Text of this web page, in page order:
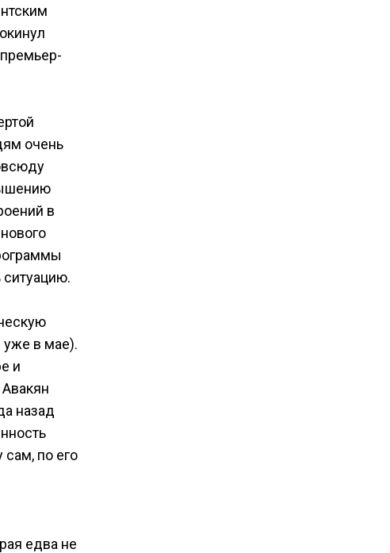
очень
в
в мае).
и
назад
по его
едва не